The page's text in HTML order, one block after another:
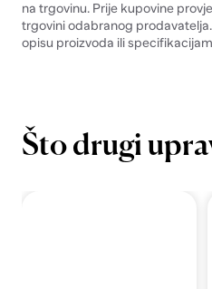
na trgovinu. Prije kupovine
trgovini odabranog
opisu proizvoda ili
Što drugi